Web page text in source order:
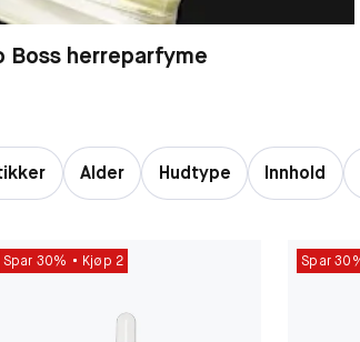
Boss herreparfyme
Alder Hudtype Innhold
Spar 30% Kjøp 2 Spar